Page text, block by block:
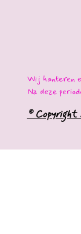
Wij hanteren
Na deze
©